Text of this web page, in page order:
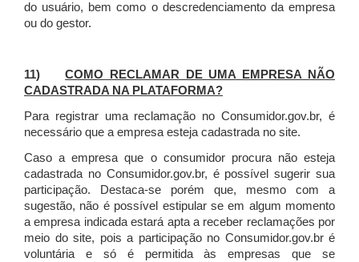
do usuário, bem como o descredenciamento da empresa
ou do gestor.
11)COMO RECLAMAR DE UMA EMPRESA NÃO
CADASTRADA NA PLATAFORMA?
Para registrar uma reclamação no Consumidor.gov.br, é
necessário que a empresa esteja cadastrada no site.
Caso a empresa que o consumidor procura não esteja
cadastrada no Consumidor.gov.br, é possível sugerir sua
participação. Destaca-se porém que, mesmo com a
sugestão, não é possível estipular se em algum momento
a empresa indicada estará apta a receber reclamações por
meio do site, pois a participação no Consumidor.gov.br é
voluntária e só é permitida às empresas que se